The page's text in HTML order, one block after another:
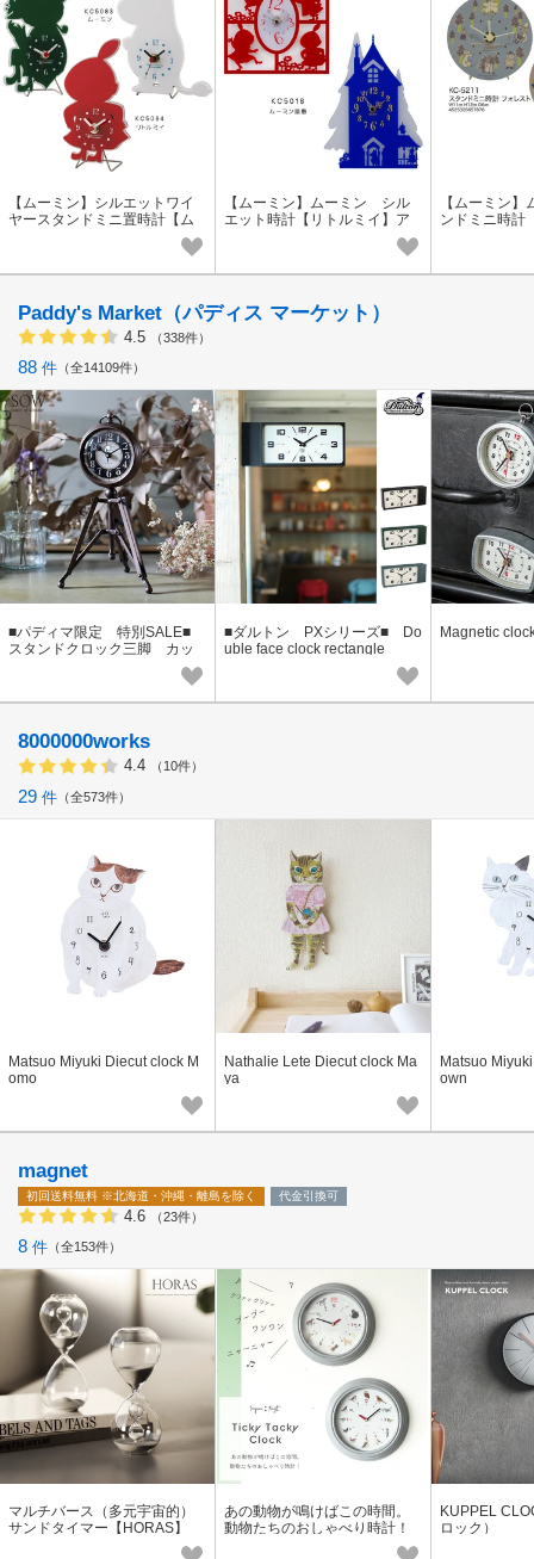
【ムーミン】シルエットワイ
ヤースタンドミニ置時計【ム
ーミン/リトルミイ/スナフキ
【ムーミン】ムーミン シル
エット時計【リトルミイ】ア
【ムーミン
ンドミニ時計
Paddy's Market（パディス マーケット）
4.5 （338件）
88 件 全14109件
■パディマ限定 特別SALE■
スタンドクロック三脚 カッ
■ダルトン PXシリーズ■ Do
uble face clock rectangle
Magnetic
8000000works
4.4 （10件）
29 件 全573件
Matsuo Miyuki Diecut clock M
omo
Nathalie Lete Diecut clock Ma
ya
Matsuo
own
magnet
初回送料無料 ※北海道・沖縄・離島を除く 代金引換可
4.6 （23件）
8 件 全153件
マルチバース（多元宇宙的）
サンドタイマー【HORAS】
あの動物が鳴けばこの時間。
動物たちのおしゃべり時計！
【TICKY TACKY CLOCK】
KUPPEL
ロック）